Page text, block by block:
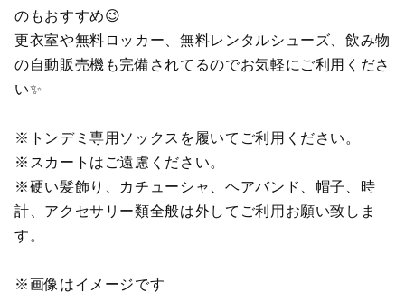
のもおすすめ😉
更衣室や無料ロッカー、無料レンタルシューズ、飲み物
の自動販売機も完備されてるのでお気軽にご利用くださ
い✨
※トンデミ専用ソックスを履いてご利用ください。
※スカートはご遠慮ください。
※硬い髪飾り、カチューシャ、ヘアバンド、帽子、時
計、アクセサリー類全般は外してご利用お願い致しま
す。
※画像はイメージです